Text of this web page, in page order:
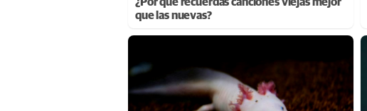
que las nuevas?